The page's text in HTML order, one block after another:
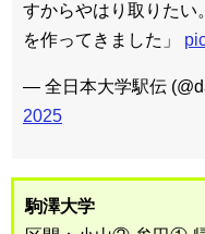
すからやはり取りたい
を作ってきました」
— 全日本大学駅伝
2025
駒澤大学